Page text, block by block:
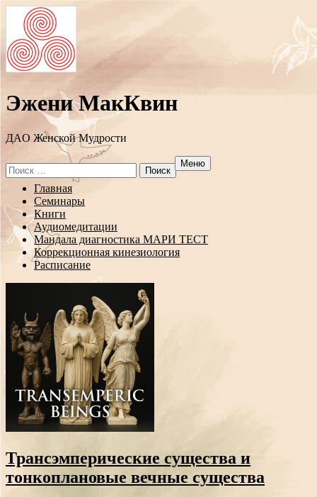
Эжени МакКвин
ДAO Женской Мудрости
Search
for:
Меню
Перейти
содержанию
Главная
Семинары
Книги
Аудиомедитации
Мандала диагностика МАРИ ТЕСТ
Коррекционная кинезиология
Расписание
Трансэмперические существа и
тонкоплановые вечные существа